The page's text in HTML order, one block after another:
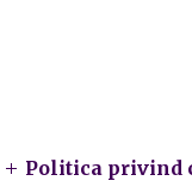
Politica privind